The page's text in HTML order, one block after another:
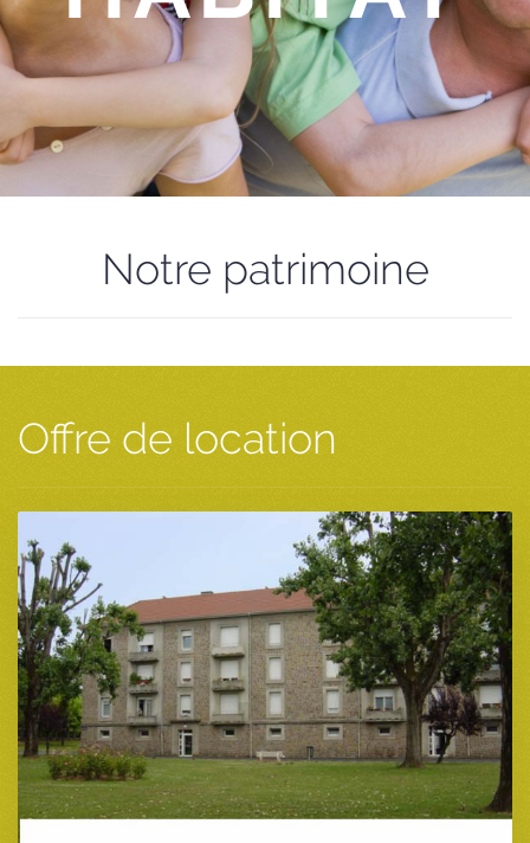
Notre patrimoine
Offre de location